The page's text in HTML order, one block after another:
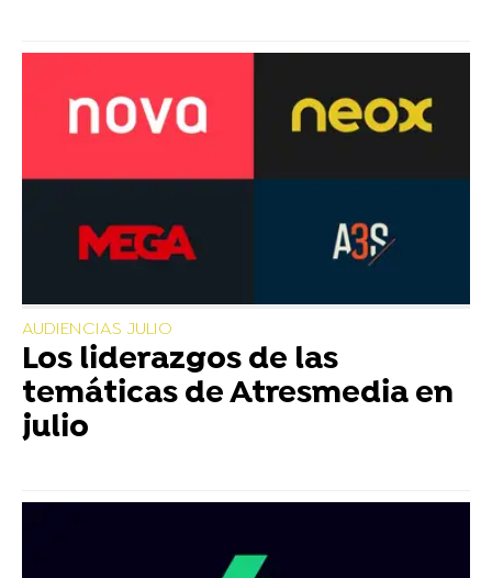
AUDIENCIAS JULIO
Los liderazgos de las
temáticas de Atresmedia en
julio